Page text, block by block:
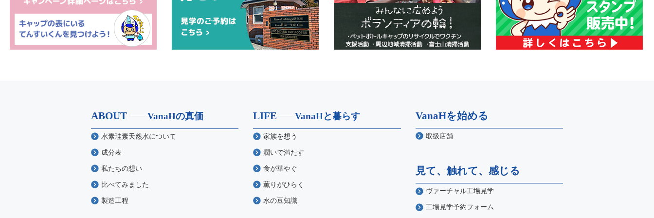
ABOUT VanaHの真価
水素珪素天然水について
成分表
私たちの想い
比べてみました
製造工程
LIFE VanaHと暮らす
家族を想う
潤いで満たす
食が華やぐ
薫りがひらく
水の豆知識
VanaHを始める
取扱店舗
見て、触れて、感じる
ヴァーチャル工場見学
工場見学予約フォーム